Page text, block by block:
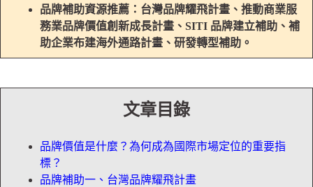
品牌補助資源推薦：台灣品牌耀飛計畫、推動商業服
務業品牌價值創新成長計畫、SITI 品牌建立補助、補
助企業布建海外通路計畫、研發轉型補助。
文章目錄
品牌價值是什麼？為何成為國際市場定位的重要指
標？
品牌補助一、台灣品牌耀飛計畫